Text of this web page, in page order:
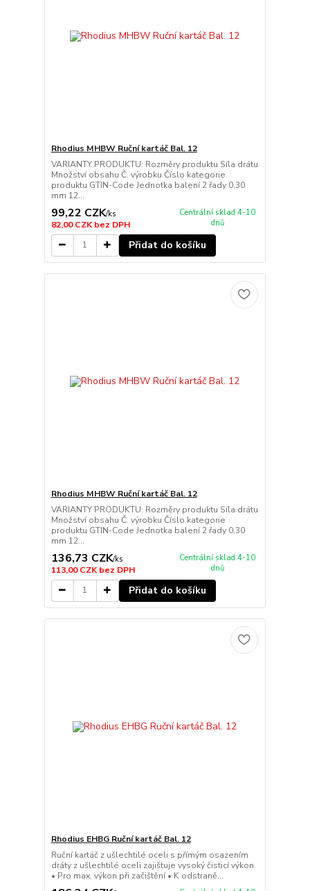
Rhodius MHBW Ruční kartáč Bal. 12
VARIANTY PRODUKTU: Rozměry produktu Síla drátu
Množství obsahu Č. výrobku Číslo kategorie
produktu GTIN-Code Jednotka balení 2 řady 0,30
mm 12...
99,22 CZK/ks
82,00 CZKbez DPH
Centrální sklad 4-10
dnů
Přidat do košíku
Rhodius MHBW Ruční kartáč Bal. 12
VARIANTY PRODUKTU: Rozměry produktu Síla drátu
Množství obsahu Č. výrobku Číslo kategorie
produktu GTIN-Code Jednotka balení 2 řady 0,30
mm 12...
136,73 CZK/ks
113,00 CZKbez DPH
Centrální sklad 4-10
dnů
Přidat do košíku
Rhodius EHBG Ruční kartáč Bal. 12
Ruční kartáč z ušlechtilé oceli s přímým osazením
dráty z ušlechtilé oceli zajištuje vysoký čisticí výkon.
• Pro max. výkon při začištění • K odstraně...